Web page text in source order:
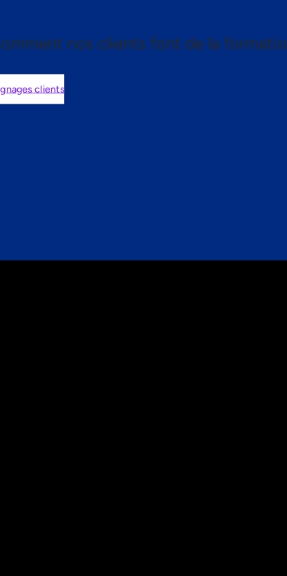
nos clients font de la
clients